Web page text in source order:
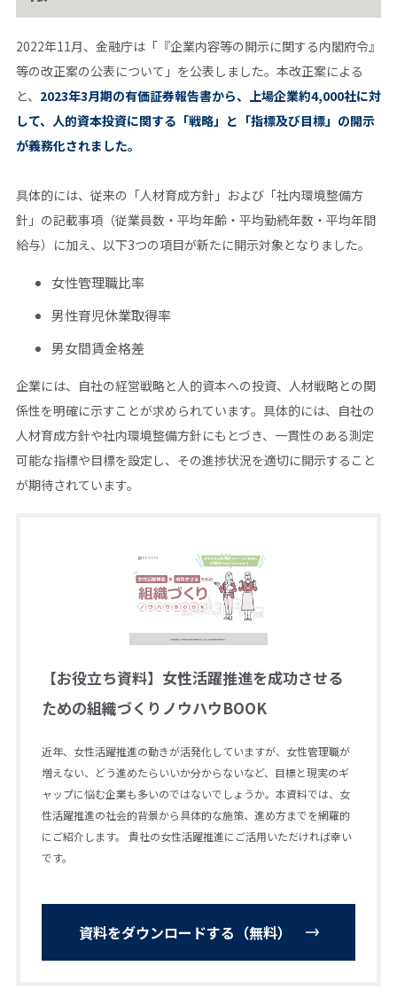
2022年11月、金融庁は「『企業内容等の開示に関する内閣府令』
等の改正案の公表について」を公表しました。本改正案による
と、 2023年3月期の有価証券報告書から、上場企業約4,000社に対
して、人的資本投資に関する「戦略」と「指標及び目標」の開示
が義務化されました。
具体的には、従来の「人材育成方針」および「社内環境整備方
針」の記載事項（従業員数・平均年齢・平均勤続年数・平均年間
給与）に加え、以下3つの項目が新たに開示対象となりました。
女性管理職比率
男性育児休業取得率
男女間賃金格差
企業には、自社の経営戦略と人的資本への投資、人材戦略との関
係性を明確に示すことが求められています。具体的には、自社の
人材育成方針や社内環境整備方針にもとづき、一貫性のある測定
可能な指標や目標を設定し、その進捗状況を適切に開示すること
が期待されています。
【お役立ち資料】女性活躍推進を成功させる
ための組織づくりノウハウBOOK
近年、女性活躍推進の動きが活発化していますが、女性管理職が
増えない、どう進めたらいいか分からないなど、目標と現実のギ
ャップに悩む企業も多いのではないでしょうか。本資料では、女
性活躍推進の社会的背景から具体的な施策、進め方までを網羅的
にご紹介します。 貴社の女性活躍推進にご活用いただければ幸い
です。
資料をダウンロードする（無料）